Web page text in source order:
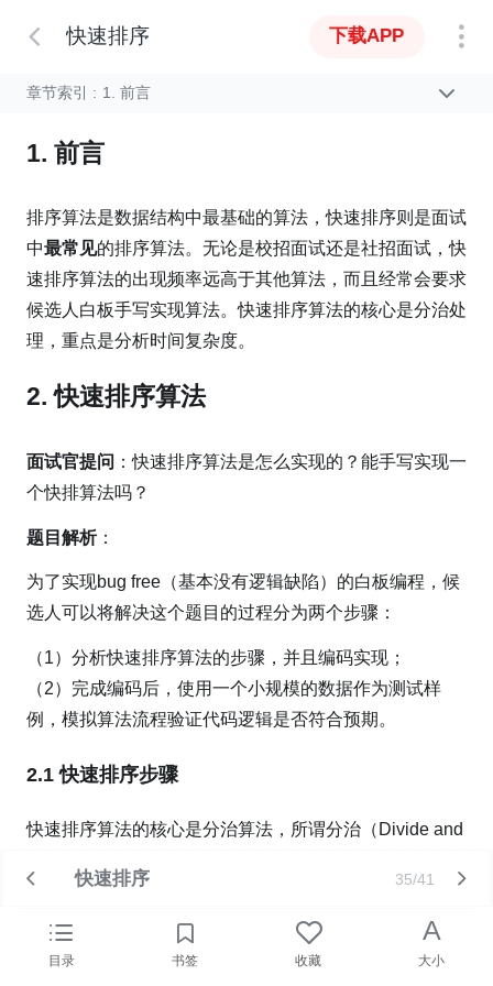
快速排序 下载APP
章节索引 : 1. 前言
1. 前言
排序算法是数据结构中最基础的算法，快速排序则是面试
中最常见的排序算法。无论是校招面试还是社招面试，快
速排序算法的出现频率远高于其他算法，而且经常会要求
候选人白板手写实现算法。快速排序算法的核心是分治处
理，重点是分析时间复杂度。
2. 快速排序算法
面试官提问 ：快速排序算法是怎么实现的？能手写实现一
个快排算法吗？
题目解析：
为了实现bug free（基本没有逻辑缺陷）的白板编程，候
选人可以将解决这个题目的过程分为两个步骤：
（1）分析快速排序算法的步骤，并且编码实现；
（2）完成编码后，使用一个小规模的数据作为测试样
例，模拟算法流程验证代码逻辑是否符合预期。
2.1 快速排序步骤
快速排序算法的核心是分治算法，所谓分治（Divide and
或者相似的子问题，再把这些子问题分成多个相同或者相
似的子问题，直到子问题能够被简单求解，把子问题的解
合起来就是原始问题的解。
快速排序 35/41
目录 书签 收藏
A
大小